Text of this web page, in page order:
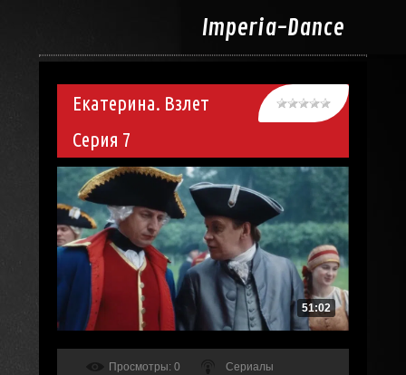
Imperia-Dance
Екатерина. Взлет
Серия 7
51:02
Просмотры: 0 Сериалы